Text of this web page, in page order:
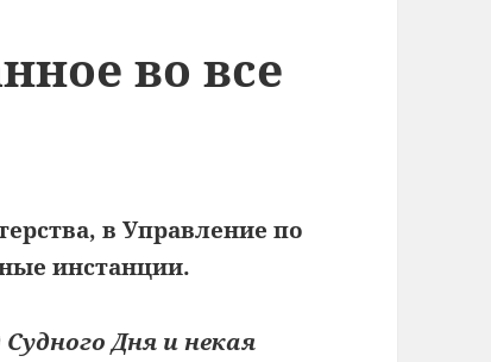
во все
в Управление по
инстанции.
Дня и некая